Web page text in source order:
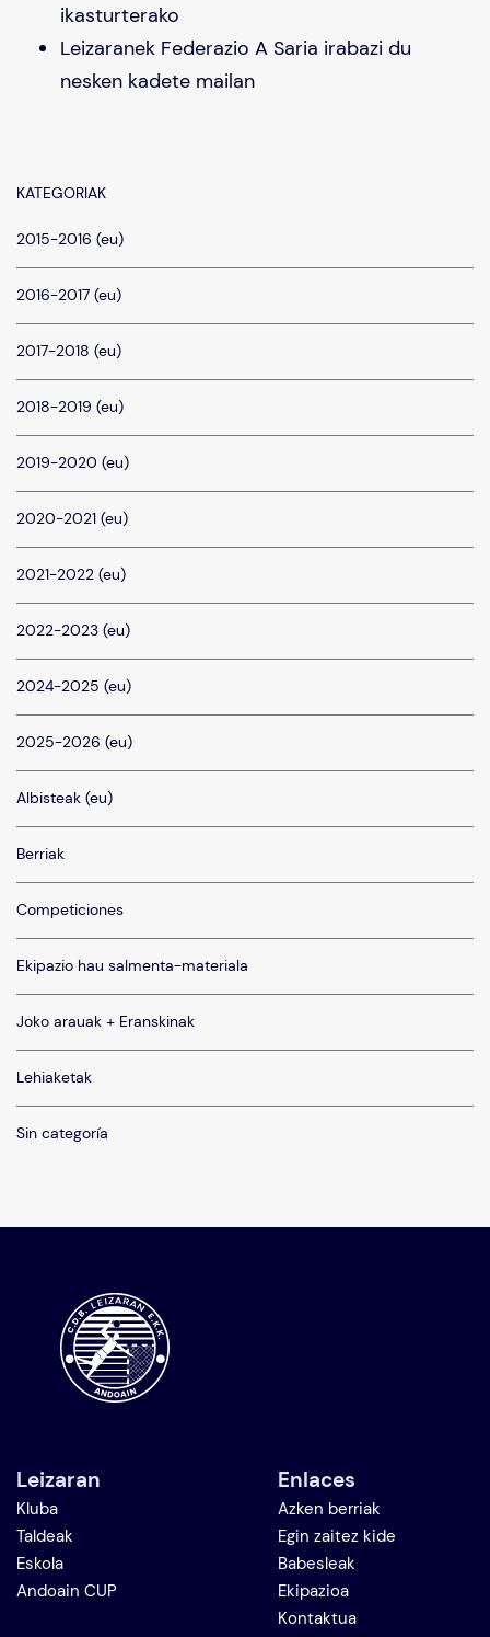
ikasturterako
Leizaranek Federazio A Saria irabazi du
nesken kadete mailan
KATEGORIAK
2015-2016 (eu)
2016-2017 (eu)
2017-2018 (eu)
2018-2019 (eu)
2019-2020 (eu)
2020-2021 (eu)
2021-2022 (eu)
2022-2023 (eu)
2024-2025 (eu)
2025-2026 (eu)
Albisteak (eu)
Berriak
Competiciones
Ekipazio hau salmenta-materiala
Joko arauak + Eranskinak
Lehiaketak
Sin categoría
Leizaran
Kluba
Taldeak
Eskola
Andoain CUP
Enlaces
Azken berriak
Egin zaitez kide
Babesleak
Ekipazioa
Kontaktua